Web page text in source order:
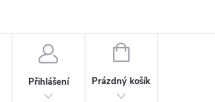
Přihlášení
NÁKUPNÍ
Prázdný košík